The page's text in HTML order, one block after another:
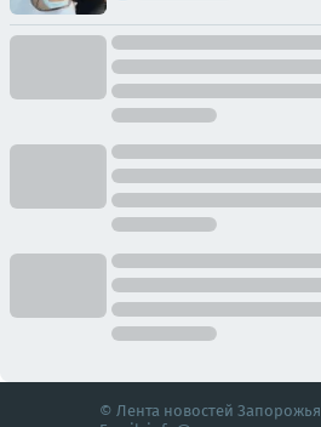
© Лента новостей Запорожья